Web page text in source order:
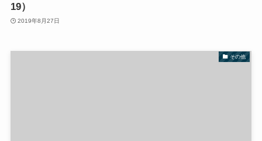
19）
2019年8月27日
その他